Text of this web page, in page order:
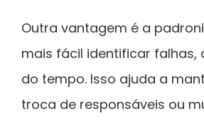
Outra vantagem é a
mais fácil identificar
do tempo. Isso ajuda a
troca de responsáveis ou